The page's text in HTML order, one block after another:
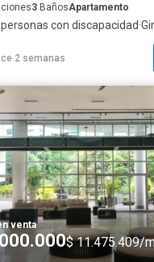
3 BañosApartamento
con discapacidad·
2 semanas
venta
$ 11.475.409/